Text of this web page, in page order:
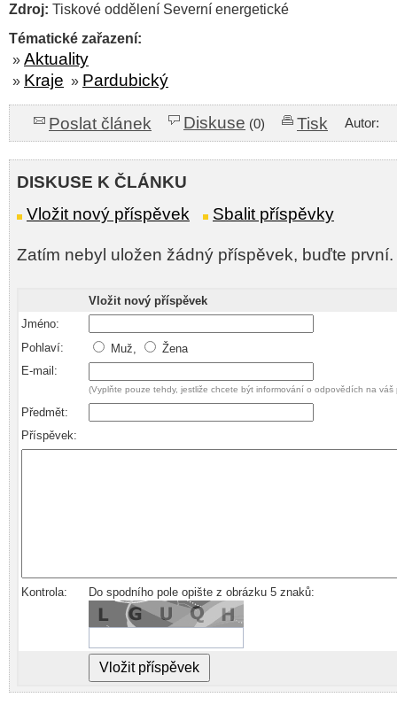
Zdroj: Tiskové oddělení Severní energetické
Tématické zařazení:
» Aktuality
» Kraje » Pardubický
Poslat článek Diskuse (0) Tisk Autor:
DISKUSE K ČLÁNKU
Vložit nový příspěvek
Sbalit příspěvky
Zatím nebyl uložen žádný příspěvek, buďte první.
Vložit nový příspěvek
Jméno:
Pohlaví:
Muž,
Žena
E-mail:
(Vyplňte pouze tehdy, jestliže chcete být informování o odpovědích na váš
Předmět:
Příspěvek:
Kontrola: Do spodního pole opište z obrázku 5 znaků: